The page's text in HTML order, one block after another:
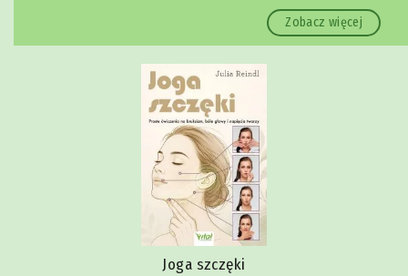
Zobacz więcej
Joga szczęki